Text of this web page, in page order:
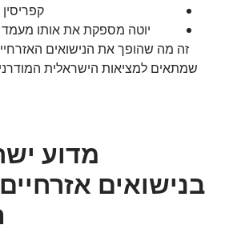
קפריסין
יוטה מספקת את אותו מעמד
זה מה שהופך את הנישואים
שמתאים למציאות הישראלית המודרנית
מדוע
בנישואים